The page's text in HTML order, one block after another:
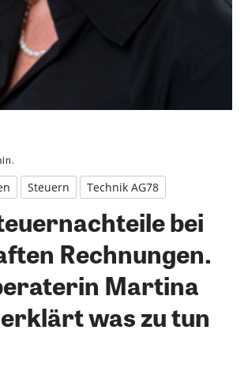
Steuern Technik AG78
bei
Rechnungen.
Martina
was zu tun